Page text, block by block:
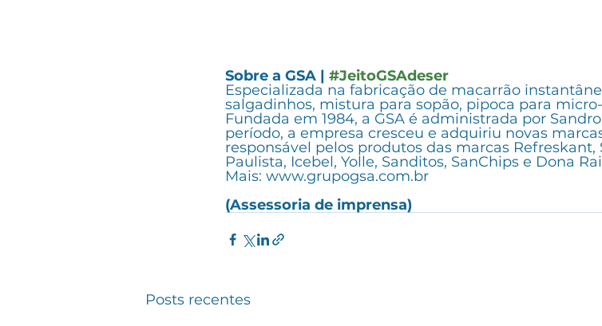
Sobre a GSA | #JeitoGSAdeser
Especializada na fabricação de macarrão
salgadinhos, mistura para sopão, pipoca para
Fundada em 1984, a GSA é administrada por
período, a empresa cresceu e adquiriu novas
responsável pelos produtos das marcas Refreskant,
Paulista, Icebel, Yolle, Sanditos, SanChips e Dona
Mais: www.grupogsa.com.br
(Assessoria de imprensa)
Posts recentes